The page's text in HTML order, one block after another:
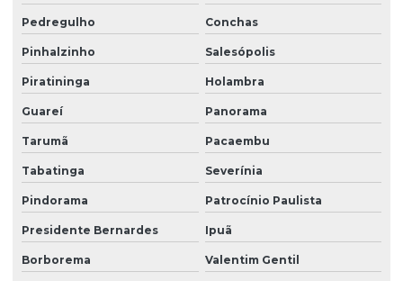
Zeladoria de condomínios
Zeladoria e limpeza
Zeladoria predial
Zeladoria terceirização
Pedregulho Conchas
Pinhalzinho Salesópolis
Piratininga Holambra
Guareí Panorama
Tarumã Pacaembu
Tabatinga Severínia
Pindorama Patrocínio Paulista
Presidente Bernardes Ipuã
Borborema Valentim Gentil